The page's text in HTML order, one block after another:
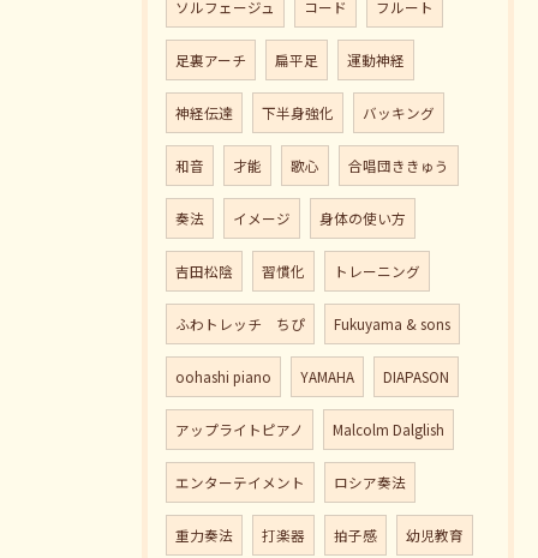
ソルフェージュ コード フルート
足裏アーチ 扁平足 運動神経
神経伝達 下半身強化 バッキング
和音 才能 歌心 合唱団ききゅう
奏法 イメージ 身体の使い方
吉田松陰 習慣化 トレーニング
ふわトレッチ ちぴ Fukuyama & sons
oohashi piano YAMAHA DIAPASON
アップライトピアノ Malcolm Dalglish
エンターテイメント ロシア奏法
重力奏法 打楽器 拍子感 幼児教育